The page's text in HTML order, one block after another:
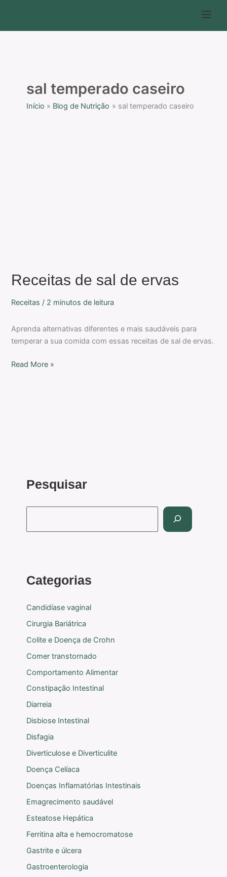
o
sal temperado caseiro
Início Blog de Nutrição sal temperado caseiro
Receitas de sal de ervas
Receitas / 2 minutos de leitura
Aprenda alternativas diferentes e mais saudáveis para
temperar a sua comida com essas receitas de sal de ervas.
Read More »
Pesquisar
s
a
Categorias
Candidíase vaginal
Cirurgia Bariátrica
Colite e Doença de Crohn
Comer transtornado
Comportamento Alimentar
Constipação Intestinal
Diarreia
Disbiose Intestinal
Disfagia
Diverticulose e Diverticulite
Doença Celíaca
Doenças Inflamatórias Intestinais
Emagrecimento saudável
Esteatose Hepática
Ferritina alta e hemocromatose
Gastrite e úlcera
Gastroenterologia